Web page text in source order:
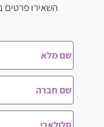
השאירו פרטים